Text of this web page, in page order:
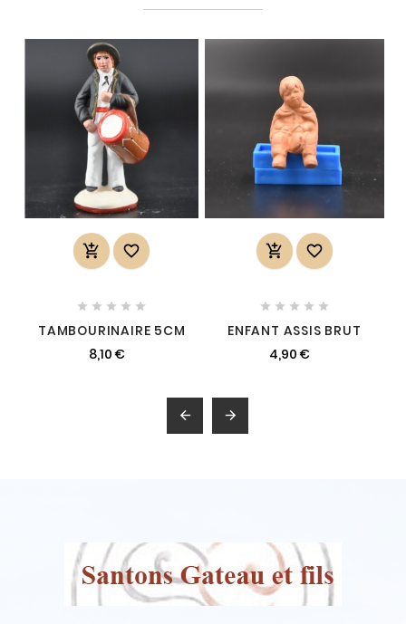
 
    
TAMBOURINAIRE 5CM
8,10 €
 
    
ENFANT ASSIS BRUT
4,90 €
 